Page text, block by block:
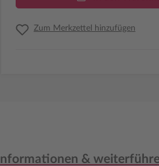
Zum Merkzettel hinzufügen
Informationen &